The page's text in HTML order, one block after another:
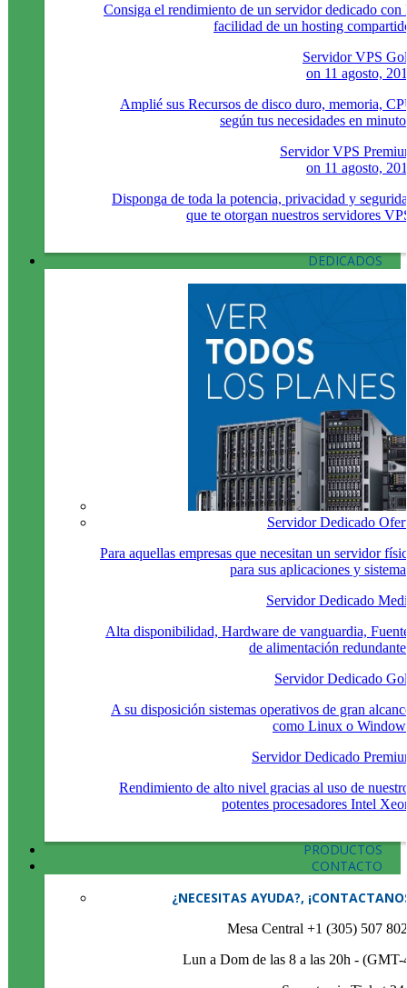
Consiga el rendimiento de un servidor dedicado con
facilidad de un hosting
Servidor VPS
on 11 agosto,
Amplié sus Recursos de disco duro, memoria,
según tus necesidades en
Servidor VPS
on 11 agosto,
Disponga de toda la potencia, privacidad y
que te otorgan nuestros servidores
DEDICADOS
Servidor Dedicado
Para aquellas empresas que necesitan un servidor
para sus aplicaciones y
Servidor Dedicado
Alta disponibilidad, Hardware de vanguardia,
de alimentación
Servidor Dedicado
A su disposición sistemas operativos de gran
como Linux o
Servidor Dedicado
Rendimiento de alto nivel gracias al uso de
potentes procesadores Intel
PRODUCTOS
CONTACTO
¿NECESITAS AYUDA?,
Mesa Central +1 (305) 507
Lun a Dom de las 8 a las 20h - (GMT-